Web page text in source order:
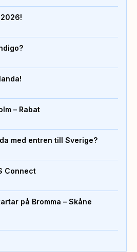
– Rabat
med entren till Sverige?
Connect
på Bromma – Skåne